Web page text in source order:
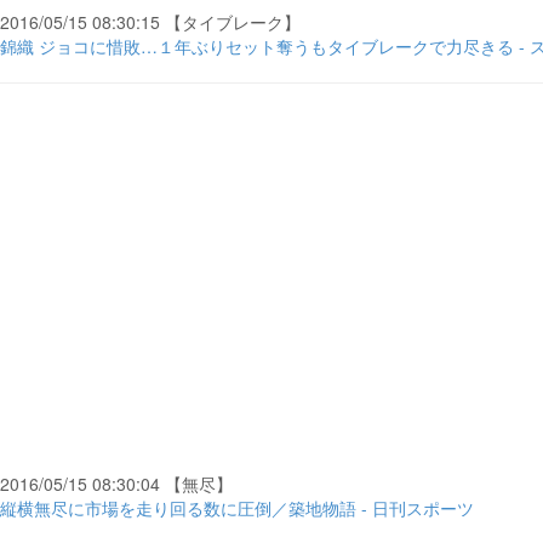
2016/05/15 08:30:15 【タイブレーク】
錦織 ジョコに惜敗…１年ぶりセット奪うもタイブレークで力尽きる -
2016/05/15 08:30:04 【無尽】
縦横無尽に市場を走り回る数に圧倒／築地物語 - 日刊スポーツ